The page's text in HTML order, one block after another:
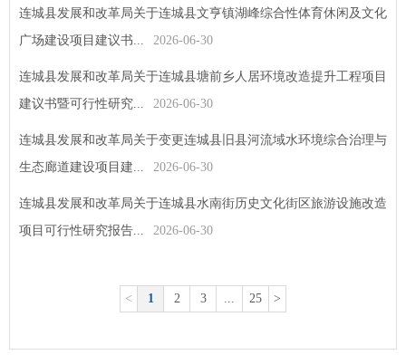
连城县发展和改革局关于连城县文亨镇湖峰综合性体育休闲及文化
广场建设项目建议书...
2026-06-30
连城县发展和改革局关于连城县塘前乡人居环境改造提升工程项目
建议书暨可行性研究...
2026-06-30
连城县发展和改革局关于变更连城县旧县河流域水环境综合治理与
生态廊道建设项目建...
2026-06-30
连城县发展和改革局关于连城县水南街历史文化街区旅游设施改造
项目可行性研究报告...
2026-06-30
< 1 2 3 ... 25 >